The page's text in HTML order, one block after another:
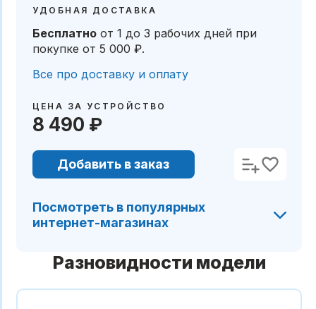
УДОБНАЯ ДОСТАВКА
Бесплатно от 1 до 3 рабочих днейпри
покупке от 5 000 ₽.
Все про доставку и оплату
ЦЕНА ЗА УСТРОЙСТВО
8 490 ₽
Добавить в заказ
Посмотреть в популярных
интернет-магазинах
Разновидности модели